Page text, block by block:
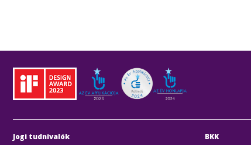
Jogi tudnivalók
BKK